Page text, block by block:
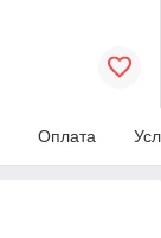
Оплата